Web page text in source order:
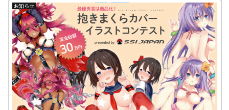
お知らせ